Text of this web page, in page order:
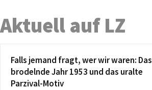
Aktuell auf LZ
Falls jemand fragt, wer wir waren: Das
brodelnde Jahr 1953 und das uralte
Parzival-Motiv